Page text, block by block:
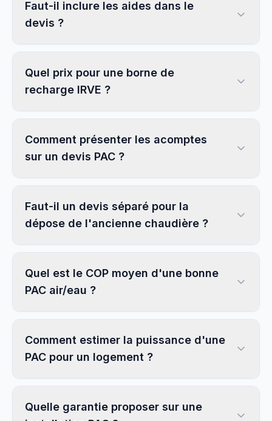
Faut-il inclure les aides dans le
devis ?
Quel prix pour une borne de
recharge IRVE ?
Comment présenter les acomptes
sur un devis PAC ?
Faut-il un devis séparé pour la
dépose de l'ancienne chaudière ?
Quel est le COP moyen d'une bonne
PAC air/eau ?
Comment estimer la puissance d'une
PAC pour un logement ?
Quelle garantie proposer sur une